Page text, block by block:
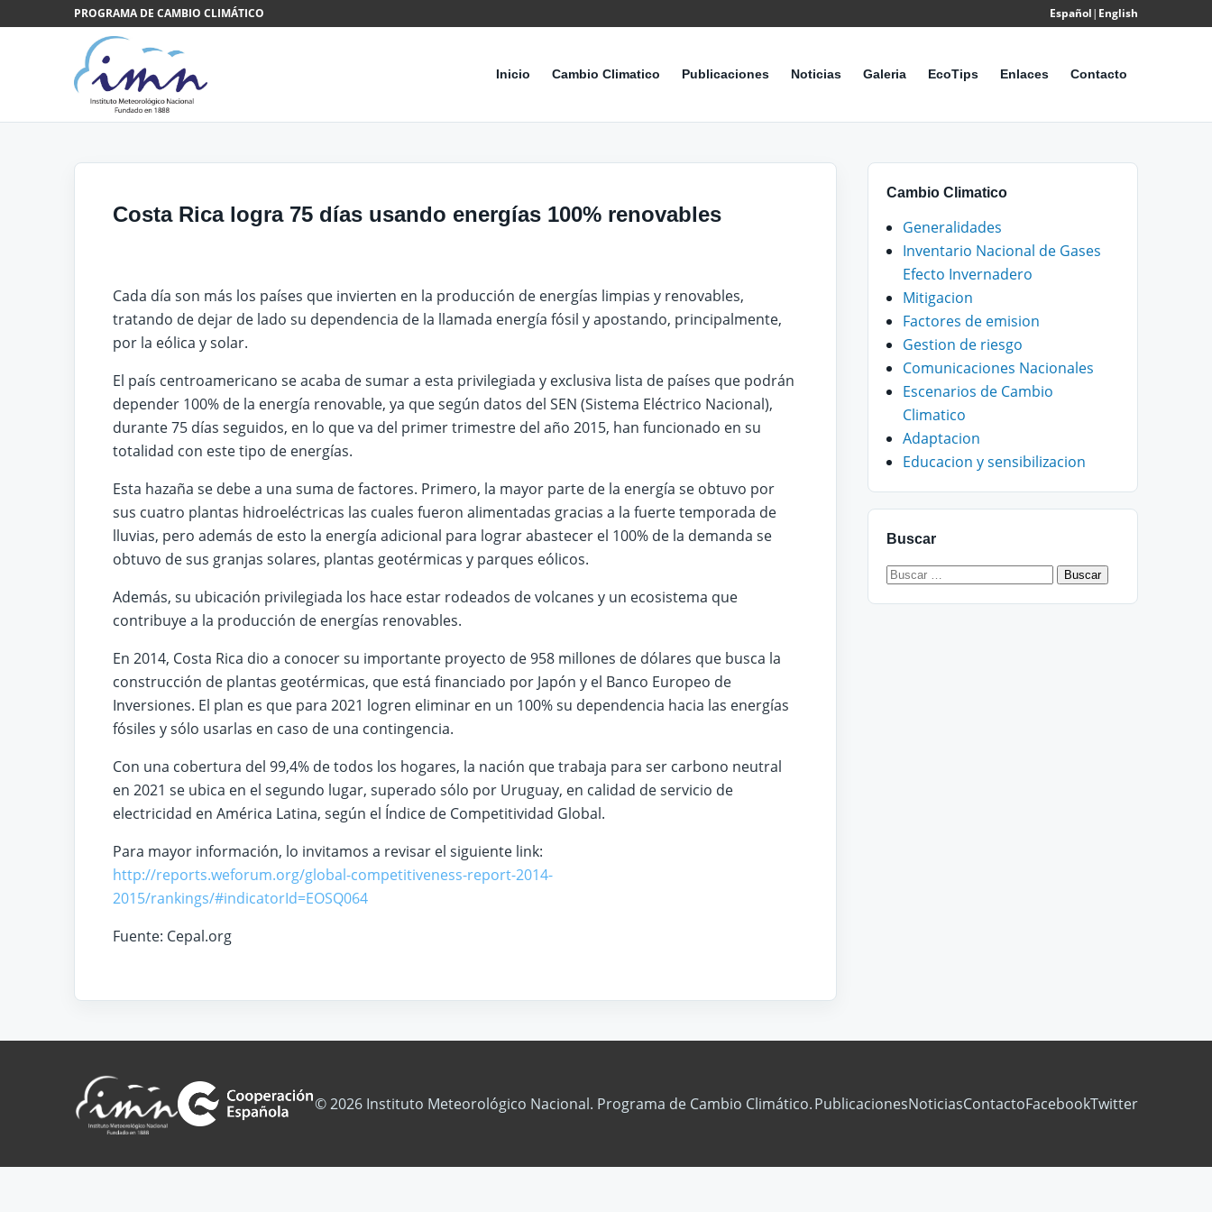
Saltar al contenidoPROGRAMA DE CAMBIO CLIMÁTICO Español| English
Inicio Cambio Climatico Publicaciones Noticias Galeria EcoTips Enlaces Contacto
Costa Rica logra 75 días usando energías 100% renovables
Cada día son más los países que invierten en la producción de energías limpias y renovables,
tratando de dejar de lado su dependencia de la llamada energía fósil y apostando, principalmente,
por la eólica y solar.
El país centroamericano se acaba de sumar a esta privilegiada y exclusiva lista de países que podrán
depender 100% de la energía renovable, ya que según datos del SEN (Sistema Eléctrico Nacional),
durante 75 días seguidos, en lo que va del primer trimestre del año 2015, han funcionado en su
totalidad con este tipo de energías.
Esta hazaña se debe a una suma de factores. Primero, la mayor parte de la energía se obtuvo por
sus cuatro plantas hidroeléctricas las cuales fueron alimentadas gracias a la fuerte temporada de
lluvias, pero además de esto la energía adicional para lograr abastecer el 100% de la demanda se
obtuvo de sus granjas solares, plantas geotérmicas y parques eólicos.
Además, su ubicación privilegiada los hace estar rodeados de volcanes y un ecosistema que
contribuye a la producción de energías renovables.
En 2014, Costa Rica dio a conocer su importante proyecto de 958 millones de dólares que busca la
construcción de plantas geotérmicas, que está financiado por Japón y el Banco Europeo de
Inversiones. El plan es que para 2021 logren eliminar en un 100% su dependencia hacia las energías
fósiles y sólo usarlas en caso de una contingencia.
Con una cobertura del 99,4% de todos los hogares, la nación que trabaja para ser carbono neutral
en 2021 se ubica en el segundo lugar, superado sólo por Uruguay, en calidad de servicio de
electricidad en América Latina, según el Índice de Competitividad Global.
Para mayor información, lo invitamos a revisar el siguiente link:
http://reports.weforum.org/global-competitiveness-report-2014-
2015/rankings/#indicatorId=EOSQ064
Fuente: Cepal.org
Cambio Climatico
Generalidades
Inventario Nacional de Gases
Efecto Invernadero
Mitigacion
Factores de emision
Gestion de riesgo
Comunicaciones Nacionales
Escenarios de Cambio
Climatico
Adaptacion
Educacion y sensibilizacion
Buscar
Buscar:
© 2026 Instituto Meteorológico Nacional. Programa de Cambio Climático.PublicacionesNoticiasContactoFacebookTwitter